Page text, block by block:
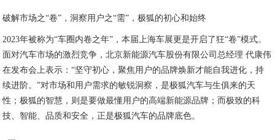
破解市场之“卷”，洞察用户之“需”，极狐的初心和始终
2023年被称为“车圈内卷之年”，本届上海车展更是开启了狂“卷”模式。
面对汽车市场的激烈竞争，北京新能源汽车股份有限公司总经理 代康伟
在发布会上表示：“坚守初心，聚焦用户的品牌焕新才能自我进化，持
续进阶。”对市场和用户需求的敏锐洞察，是极狐汽车与生俱来的天
性；极狐的智慧，则是要做最懂用户的高端新能源品牌；而极致的科
技、智能、品质和安全，正是极狐汽车的品牌底色。